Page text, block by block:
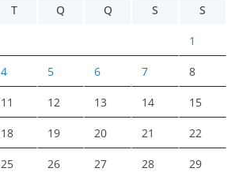
T Q Q S S
1
4 5 6 7 8
11 12 13 14 15
18 19 20 21 22
25 26 27 28 29